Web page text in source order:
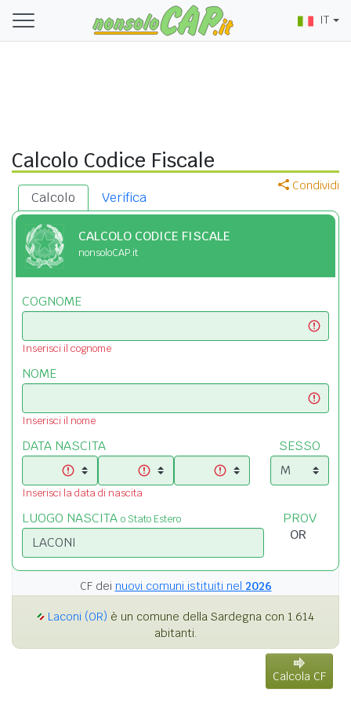
IT
Calcolo Codice Fiscale
Condividi
Calcolo Verifica
CALCOLO CODICE FISCALE
nonsoloCAP.it
COGNOME
Inserisci il cognome
NOME
Inserisci il nome
DATA NASCITA
Inserisci la data di nascita
SESSO
LUOGO NASCITA o Stato Estero PROV
CF dei nuovi comuni istituiti nel 2026
Laconi (OR) è un comune della Sardegna con 1.614
abitanti.
Calcola CF